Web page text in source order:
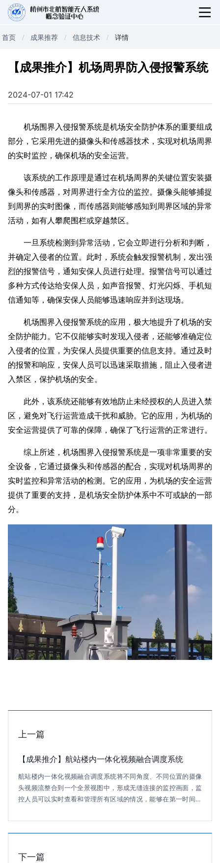
首页 成果推荐 信息技术 详情
【成果推介】机场周界防入侵报警系统
2024-07-01 17:42
机场围界入侵报警系统是机场安全防护体系的重要组成
部分，它采用先进的摄像头和传感器技术，实现对机场周界
的实时监控，确保机场的安全运营。
该系统的工作原理是通过在机场周界的关键位置安装摄
像头和传感器，对周界进行全方位的监控。摄像头能够捕捉
到周界的实时图像，而传感器则能够感知到周界区域的异常
活动，如有人攀爬围栏或穿越禁区。
一旦系统检测到异常活动，它会立即进行分析和判断，
并确定入侵者的位置。此时，系统会触发报警机制，发出强
烈的报警信号，通知安保人员进行处理。报警信号可以通过
多种方式传达给安保人员，如声音报警、灯光闪烁、手机短
信通知等，确保安保人员能够迅速响应并到达现场。
机场围界入侵报警系统的应用，极大地提升了机场的安
全防护能力。它不仅能够实时发现入侵者，还能够准确定位
入侵者的位置，为安保人员提供重要的信息支持。通过及时
的报警和响应，安保人员可以迅速采取措施，阻止入侵者进
入禁区，保护机场的安全。
此外，该系统还能够有效地防止未经授权的人员进入禁
区，避免对飞行运营造成干扰和威胁。它的应用，为机场的
安全运营提供了可靠的保障，确保了飞行运营的正常进行。
综上所述，机场围界入侵报警系统是一项非常重要的安
全设备，它通过摄像头和传感器的配合，实现对机场周界的
实时监控和异常活动的检测。它的应用，为机场的安全运营
提供了重要的支持，是机场安全防护体系中不可或缺的一部
分。
上一篇
【成果推介】航站楼内一体化视频融合调度系统
航站楼内一体化视频融合调度系统将不同角度、不同位置的摄像
头视频流整合到一个全景视图中，形成无缝连接的监控画面，监
控人员可以实时查看和管理所有区域的情况，能够在第一时间发
点，该系统不仅能够覆盖所有关键区域，确保航站楼内没有监控
死角，还能有效减少冗余摄像头的使用，从而降低硬件成本和施
下一篇